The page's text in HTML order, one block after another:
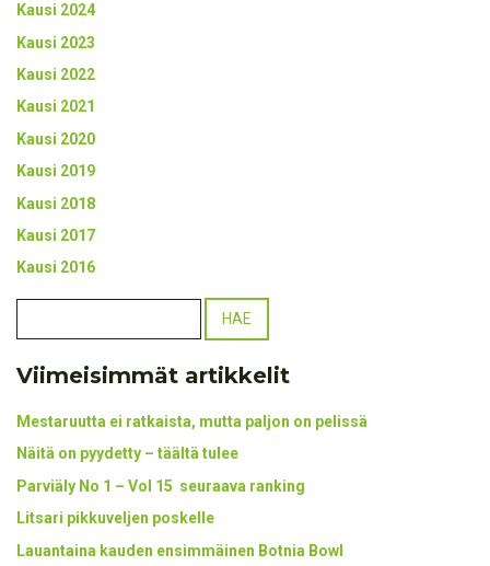
Kausi 2024
Kausi 2023
Kausi 2022
Kausi 2021
Kausi 2020
Kausi 2019
Kausi 2018
Kausi 2017
Kausi 2016
Viimeisimmät artikkelit
Mestaruutta ei ratkaista, mutta paljon on pelissä
Näitä on pyydetty – täältä tulee
Parviäly No 1 – Vol 15 seuraava ranking
Litsari pikkuveljen poskelle
Lauantaina kauden ensimmäinen Botnia Bowl